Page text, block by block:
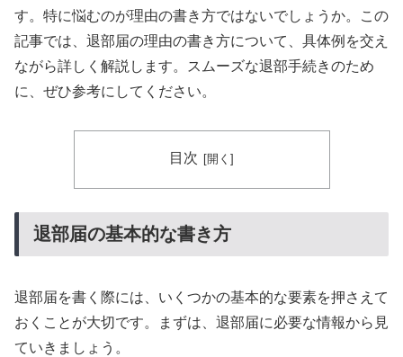
す。特に悩むのが理由の書き方ではないでしょうか。この
記事では、退部届の理由の書き方について、具体例を交え
ながら詳しく解説します。スムーズな退部手続きのため
に、ぜひ参考にしてください。
目次
退部届の基本的な書き方
退部届を書く際には、いくつかの基本的な要素を押さえて
おくことが大切です。まずは、退部届に必要な情報から見
ていきましょう。